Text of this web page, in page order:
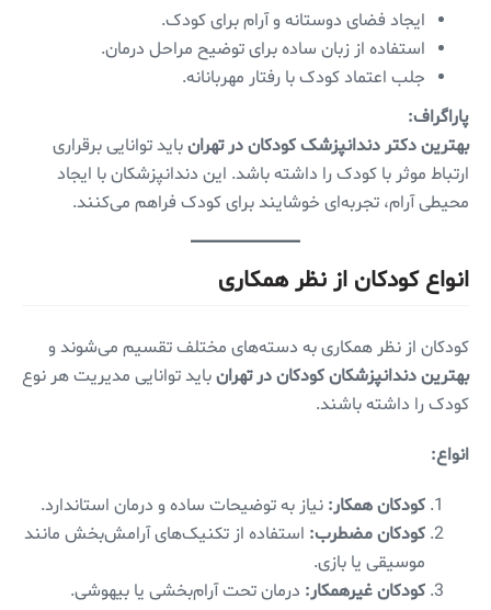
ایجاد فضای دوستانه و آرام برای کودک.
استفاده از زبان ساده برای توضیح مراحل درمان.
جلب اعتماد کودک با رفتار مهربانانه.
پاراگراف:
بهترین دکتر دندانپزشک کودکان در تهرانباید توانایی برقراری
ارتباط موثر با کودک را داشته باشد. این دندانپزشکان با ایجاد
محیطی آرام، تجربه‌ای خوشایند برای کودک فراهم می‌کنند.
انواع کودکان از نظر همکاری
کودکان از نظر همکاری به دسته‌های مختلف تقسیم می‌شوند و
بهترین دندانپزشکان کودکان در تهرانباید توانایی مدیریت هر نوع
کودک را داشته باشند.
انواع:
کودکان همکار: نیاز به توضیحات ساده و درمان استاندارد.
کودکان مضطرب: استفاده از تکنیک‌های آرامش‌بخش مانند
موسیقی یا بازی.
کودکان غیرهمکار: درمان تحت آرام‌بخشی یا بیهوشی.